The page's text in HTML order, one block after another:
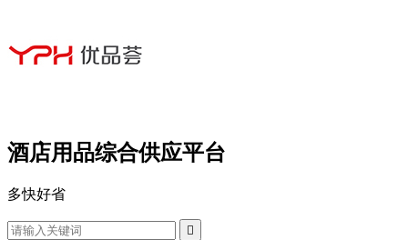
酒店用品综合供应平台
多快好省
